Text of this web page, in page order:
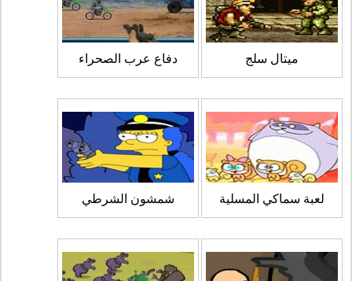
ميتال سلج دفاع عرب الصحراء
لعبة سماكي المسلية شمشون الشرطي